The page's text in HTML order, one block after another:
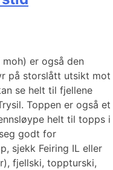
er også den
på storslått utsikt mot
se helt til fjellene
Toppen er også et
helt til topps i
godt for
sjekk Feiring IL eller
fjellski, toppturski,